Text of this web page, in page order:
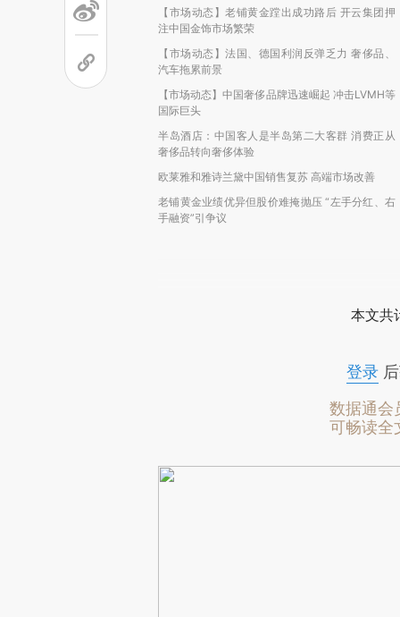
【市场动态】老铺黄金蹚出成功路后 开云集团押
注中国金饰市场繁荣
【市场动态】法国、德国利润反弹乏力 奢侈品、
汽车拖累前景
【市场动态】中国奢侈品牌迅速崛起 冲击LVMH等
国际巨头
半岛酒店：中国客人是半岛第二大客群 消费正从
奢侈品转向奢侈体验
欧莱雅和雅诗兰黛中国销售复苏 高端市场改善
老铺黄金业绩优异但股价难掩抛压 “左手分红、右
手融资”引争议
本文共
登录后
数据通会
可畅读全